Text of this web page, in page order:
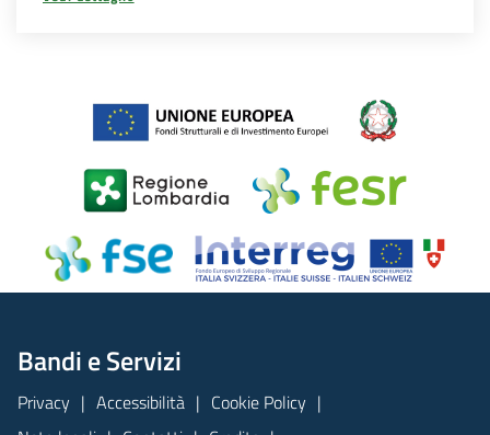
Bandi e Servizi
Privacy Accessibilità
Cookie Policy